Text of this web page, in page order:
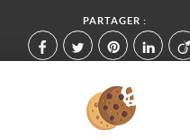
PARTAGER :